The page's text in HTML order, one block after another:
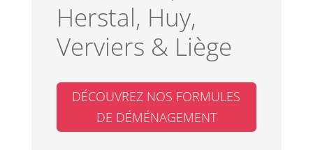
Herstal, Huy,
Verviers & Liège
DÉCOUVREZ NOS FORMULES
DE DÉMÉNAGEMENT